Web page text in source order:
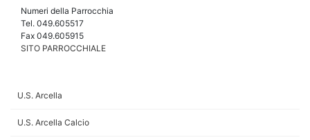
Numeri della Parrocchia
Tel. 049.605517
Fax 049.605915
SITO PARROCCHIALE
U.S. Arcella
U.S. Arcella Calcio